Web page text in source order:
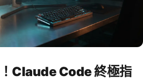
Claude Code 終極指